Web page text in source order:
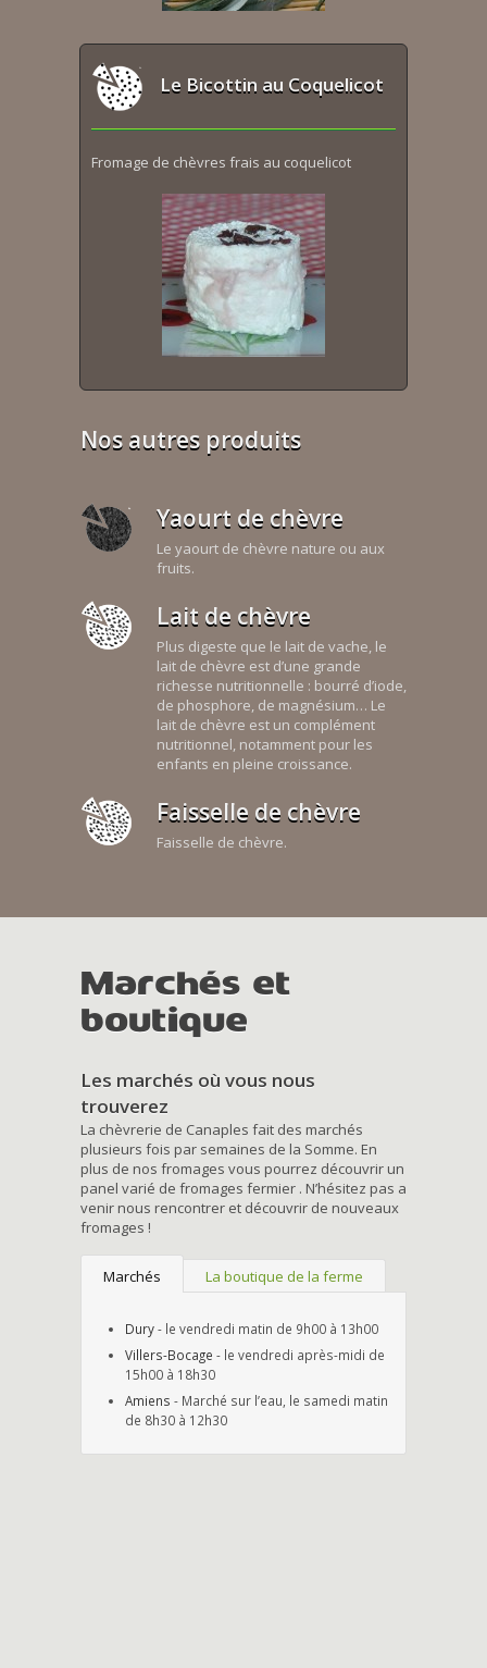
Le Bicottin au Coquelicot
Fromage de chèvres frais au coquelicot
Nos autres produits
Yaourt de chèvre
Le yaourt de chèvre nature ou aux
fruits.
Lait de chèvre
Plus digeste que le lait de vache, le
lait de chèvre est d’une grande
richesse nutritionnelle : bourré d’iode,
de phosphore, de magnésium… Le
lait de chèvre est un complément
nutritionnel, notamment pour les
enfants en pleine croissance.
Faisselle de chèvre
Faisselle de chèvre.
Marchés et
boutique
Les marchés où vous nous
trouverez
La chèvrerie de Canaples fait des marchés
plusieurs fois par semaines de la Somme. En
plus de nos fromages vous pourrez découvrir un
panel varié de fromages fermier . N’hésitez pas a
venir nous rencontrer et découvrir de nouveaux
fromages !
Marchés La boutique de la ferme
Dury- le vendredi matin de 9h00 à 13h00
Villers-Bocage - le vendredi après-midi de
15h00 à 18h30
Amiens - Marché sur l’eau, le samedi matin
de 8h30 à 12h30